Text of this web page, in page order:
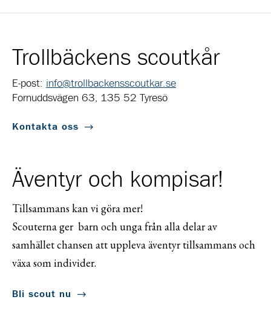
Trollbäckens scoutkår
E-post: info@trollbackensscoutkar.se
Fornuddsvägen 63, 135 52 Tyresö
Kontakta oss
Äventyr och kompisar!
Tillsammans kan vi göra mer!
Scouterna ger barn och unga från alla delar av
samhället chansen att uppleva äventyr tillsammans och
växa som individer.
Bli scout nu